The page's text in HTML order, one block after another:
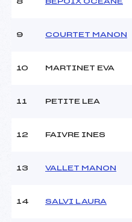
8 BEPOIX OCEANE
9 COURTET MANON
10 MARTINET EVA
11 PETITE LEA
12 FAIVRE INES
13 VALLET MANON
14 SALVI LAURA